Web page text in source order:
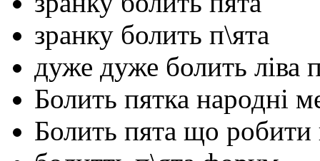
зранку болить п\ята
дуже дуже болить ліва
Болить пятка народні
Болить пята що робити